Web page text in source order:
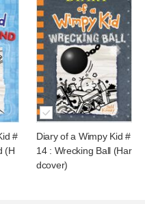
#
(H
Diary of a Wimpy Kid #
14 : Wrecking Ball (Har
dcover)